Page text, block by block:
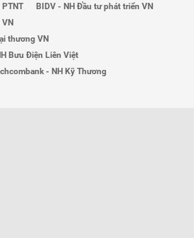
BIDV - NH Đầu tư phát triển VN
VN
thương VN
Bưu Điện Liên Việt
- NH Kỹ Thương